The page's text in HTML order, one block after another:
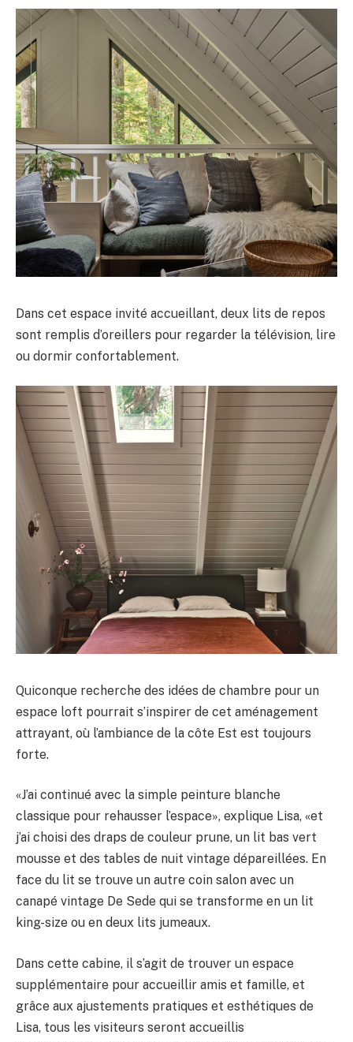
Dans cet espace invité accueillant, deux lits de repos
sont remplis d’oreillers pour regarder la télévision, lire
ou dormir confortablement.
Quiconque recherche des idées de chambre pour un
espace loft pourrait s’inspirer de cet aménagement
attrayant, où l’ambiance de la côte Est est toujours
forte.
«J’ai continué avec la simple peinture blanche
classique pour rehausser l’espace», explique Lisa, «et
j’ai choisi des draps de couleur prune, un lit bas vert
mousse et des tables de nuit vintage dépareillées. En
face du lit se trouve un autre coin salon avec un
canapé vintage De Sede qui se transforme en un lit
king-size ou en deux lits jumeaux.
Dans cette cabine, il s’agit de trouver un espace
supplémentaire pour accueillir amis et famille, et
grâce aux ajustements pratiques et esthétiques de
Lisa, tous les visiteurs seront accueillis